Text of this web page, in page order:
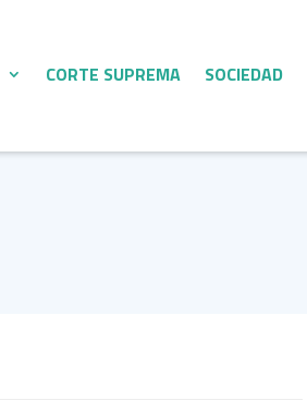
CORTE SUPREMA SOCIEDAD